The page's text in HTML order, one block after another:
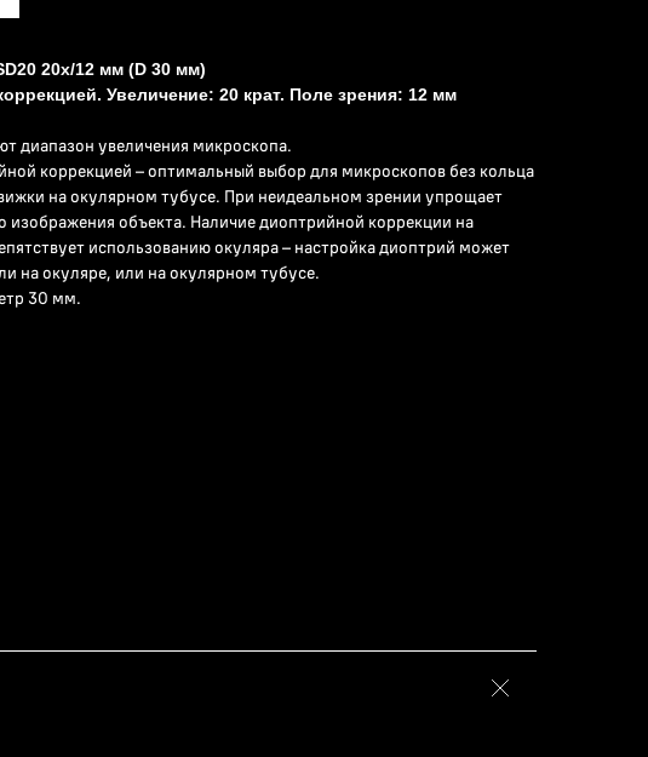
20х/12 мм (D 30 мм)
Увеличение: 20 крат. Поле зрения: 12 мм
диапазон увеличения микроскопа.
коррекцией – оптимальный выбор для микроскопов без кольца
на окулярном тубусе. При неидеальном зрении упрощает
изображения объекта. Наличие диоптрийной коррекции на
использованию окуляра – настройка диоптрий может
на окуляре, или на окулярном тубусе.
30 мм.